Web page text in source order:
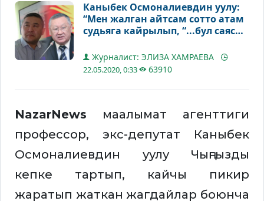
Каныбек Осмоналиевдин уулу:
“Мен жалган айтсам сотто атам
судьяга кайрылып, “...бул саясий
айтпайт эле го”
Журналист: ЭЛИЗА ХАМРАЕВА
22.05.2020, 0:33 63910
NazarNews маалымат агенттиги
профессор, экс-депутат Каныбек
Осмоналиевдин уулу Чыңгызды
кепке тартып, кайчы пикир
жаратып жаткан жагдайлар боюнча